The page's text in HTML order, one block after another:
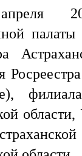
палаты